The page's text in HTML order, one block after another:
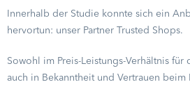
Innerhalb der Studie konnte sich ein
hervortun: unser Partner Trusted Shops.
Sowohl im Preis-Leistungs-Verhältnis
auch in Bekanntheit und Vertrauen beim